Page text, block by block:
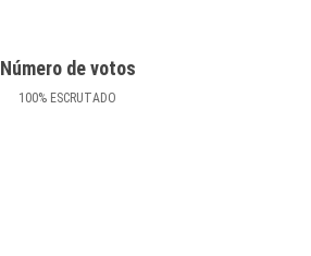
Número de votos
100% ESCRUTADO